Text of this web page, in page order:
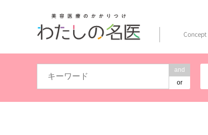
and
or
Concept